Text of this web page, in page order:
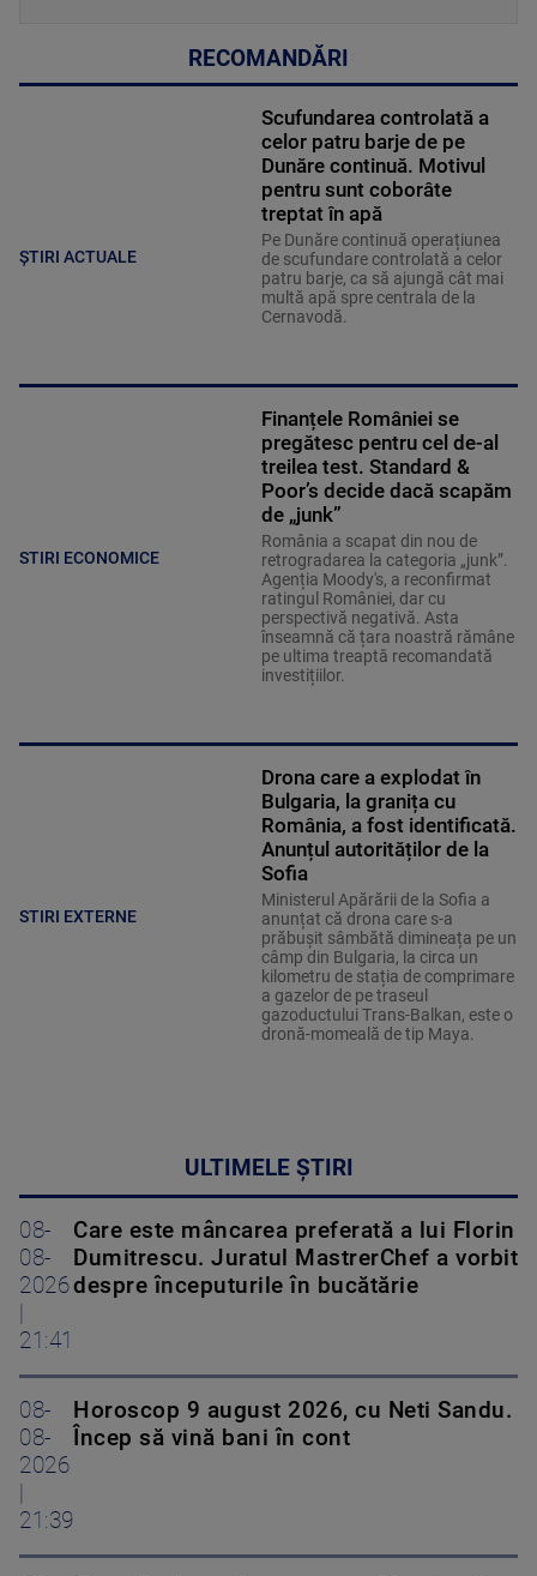
RECOMANDĂRI
ȘTIRI ACTUALE
Scufundarea controlată a
celor patru barje de pe
Dunăre continuă. Motivul
pentru sunt coborâte
treptat în apă
Pe Dunăre continuă operațiunea
de scufundare controlată a celor
patru barje, ca să ajungă cât mai
multă apă spre centrala de la
Cernavodă.
STIRI ECONOMICE
Finanțele României se
pregătesc pentru cel de-al
treilea test. Standard &
Poor’s decide dacă scapăm
de „junk”
România a scapat din nou de
retrogradarea la categoria „junk”.
Agenția Moody's, a reconfirmat
ratingul României, dar cu
perspectivă negativă. Asta
înseamnă că țara noastră rămâne
pe ultima treaptă recomandată
investițiilor.
STIRI EXTERNE
Drona care a explodat în
Bulgaria, la granița cu
România, a fost identificată.
Anunțul autorităților de la
Sofia
Ministerul Apărării de la Sofia a
anunțat că drona care s-a
prăbușit sâmbătă dimineața pe un
câmp din Bulgaria, la circa un
kilometru de stația de comprimare
a gazelor de pe traseul
gazoductului Trans-Balkan, este o
dronă-momeală de tip Maya.
ULTIMELE ȘTIRI
08-
08-
2026
21:41
Care este mâncarea preferată a lui Florin
Dumitrescu. Juratul MastrerChef a vorbit
despre începuturile în bucătărie
08-
08-
2026
21:39
Horoscop 9 august 2026, cu Neti Sandu.
Încep să vină bani în cont